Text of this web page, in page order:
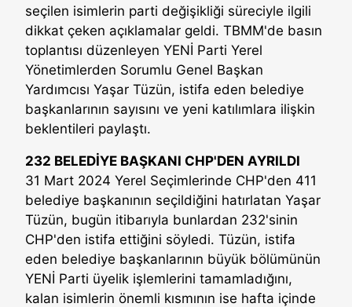
seçilen isimlerin parti değişikliği süreciyle ilgili
dikkat çeken açıklamalar geldi. TBMM'de basın
toplantısı düzenleyen YENİ Parti Yerel
Yönetimlerden Sorumlu Genel Başkan
Yardımcısı Yaşar Tüzün, istifa eden belediye
başkanlarının sayısını ve yeni katılımlara ilişkin
beklentileri paylaştı.
232 BELEDİYE BAŞKANI CHP'DEN AYRILDI
31 Mart 2024 Yerel Seçimlerinde CHP'den 411
belediye başkanının seçildiğini hatırlatan Yaşar
Tüzün, bugün itibarıyla bunlardan 232'sinin
CHP'den istifa ettiğini söyledi. Tüzün, istifa
eden belediye başkanlarının büyük bölümünün
YENİ Parti üyelik işlemlerini tamamladığını,
kalan isimlerin önemli kısmının ise hafta içinde